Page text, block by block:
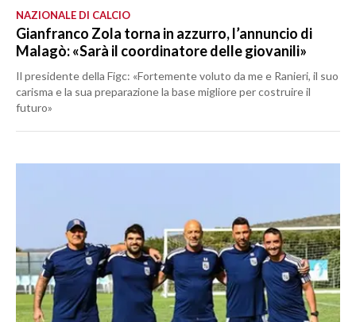
NAZIONALE DI CALCIO
Gianfranco Zola torna in azzurro, l’annuncio di
Malagò: «Sarà il coordinatore delle giovanili»
Il presidente della Figc: «Fortemente voluto da me e Ranieri, il suo
carisma e la sua preparazione la base migliore per costruire il
futuro»